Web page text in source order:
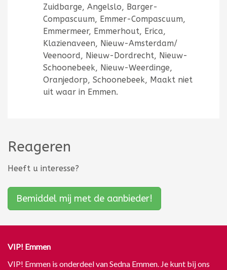
Zuidbarge, Angelslo, Barger-
Compascuum, Emmer-Compascuum,
Emmermeer, Emmerhout, Erica,
Klazienaveen, Nieuw-Amsterdam/
Veenoord, Nieuw-Dordrecht, Nieuw-
Schoonebeek, Nieuw-Weerdinge,
Oranjedorp, Schoonebeek, Maakt niet
uit waar in Emmen.
Reageren
Heeft u interesse?
Bemiddel mij met de aanbieder!
VIP! Emmen
VIP! Emmen is onderdeel van Sedna Emmen. Je kunt bij ons